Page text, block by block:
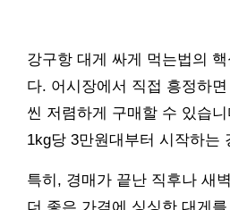
강구항 대게 싸게 먹는법의
다. 어시장에서 직접 흥정하
씬 저렴하게 구매할 수 있습
1kg당 3만원대부터 시작하는
특히, 경매가 끝난 직후나 새